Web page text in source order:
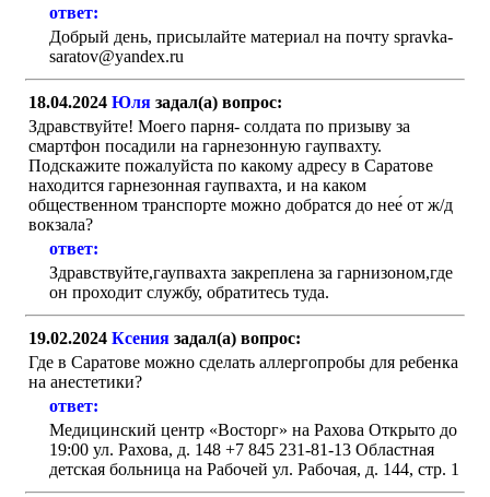
ответ:
Добрый день, присылайте материал на почту spravka-
saratov@yandex.ru
18.04.2024 Юля задал(а) вопрос:
Здравствуйте! Моего парня- солдата по призыву за
смартфон посадили на гарнезонную гаупвахту.
Подскажите пожалуйста по какому адресу в Саратове
находится гарнезонная гаупвахта, и на каком
общественном транспорте можно добратся до нее́ от ж/д
вокзала?
ответ:
Здравствуйте,гаупвахта закреплена за гарнизоном,где
он проходит службу, обратитесь туда.
19.02.2024 Ксения задал(а) вопрос:
Где в Саратове можно сделать аллергопробы для ребенка
на анестетики?
ответ:
Медицинский центр «Восторг» на Рахова Открыто до
19:00 ул. Рахова, д. 148 +7 845 231-81-13 Областная
детская больница на Рабочей ул. Рабочая, д. 144, стр. 1